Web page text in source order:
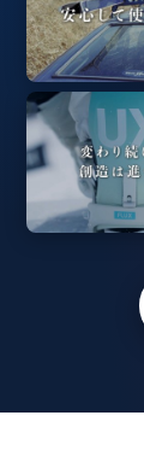
2018
エールべべ